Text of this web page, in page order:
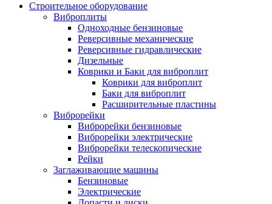
Строительное оборудование
Виброплиты
Одноходные бензиновые
Реверсивные механические
Реверсивные гидравлические
Дизельные
Коврики и Баки для виброплит
Коврики для виброплит
Баки для виброплит
Расширительные пластины
Виброрейки
Виброрейки бензиновые
Виброрейки электрические
Виброрейки телескопические
Рейки
Заглаживающие машины
Бензиновые
Электрические